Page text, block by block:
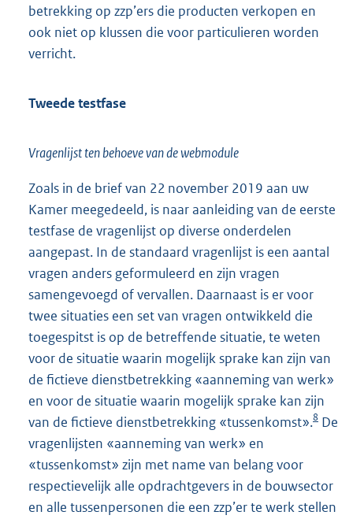
betrekking op zzp’ers die producten verkopen en
ook niet op klussen die voor particulieren worden
verricht.
Tweede testfase
Vragenlijst ten behoeve van de webmodule
Zoals in de brief van 22 november 2019 aan uw
Kamer meegedeeld, is naar aanleiding van de eerste
testfase de vragenlijst op diverse onderdelen
aangepast. In de standaard vragenlijst is een aantal
vragen anders geformuleerd en zijn vragen
samengevoegd of vervallen. Daarnaast is er voor
twee situaties een set van vragen ontwikkeld die
toegespitst is op de betreffende situatie, te weten
voor de situatie waarin mogelijk sprake kan zijn van
de fictieve dienstbetrekking «aanneming van werk»
en voor de situatie waarin mogelijk sprake kan zijn
van de fictieve dienstbetrekking «tussenkomst».8 De
vragenlijsten «aanneming van werk» en
«tussenkomst» zijn met name van belang voor
respectievelijk alle opdrachtgevers in de bouwsector
en alle tussenpersonen die een zzp’er te werk stellen